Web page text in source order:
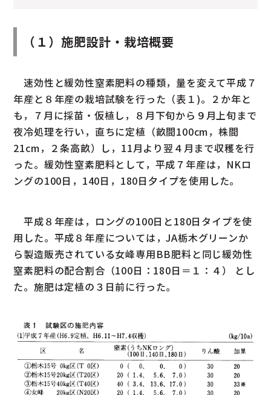
（１）施肥設計・栽培概要
速効性と緩効性窒素肥料の種類，量を変えて平成７
年産と８年産の栽培試験を行った（表１)。２か年と
も，７月に採苗・仮植し，８月下旬から９月上旬まで
夜冷処理を行い，直ちに定植（畝間100cm，株間
21cm，２条高畝）し，11月より翌４月まで収穫を行
った。緩効性窒素肥料として，平成７年産は，NKロ
ングの100日，140日，180日夕イプを使用した。
平成８年産は，ロングの100日と180日タイプを使
用した。平成８年産については，JA栃木グリーンか
ら製造販売されている女峰専用BB肥料と同じ緩効性
窒素肥料の配合割合（100日：180日＝１：４） とし
た。施肥は定植の３日前に行った。